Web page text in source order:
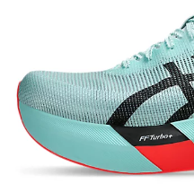
Reviews.
ลิงก์
หน้า
เดียวกัน